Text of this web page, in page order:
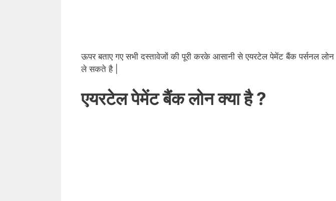
ऊपर बताए गए सभी दस्तावेजों की पूरी करके आसानी से एयरटेल पेमेंट बैंक पर्सनल
ले सकते है |
एयरटेल पेमेंट बैंक लोन क्या है ?